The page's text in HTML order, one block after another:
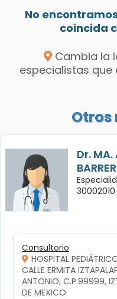
No
coincida
Cambia la
especialistas
Otros
Dr. MA.
30002010
Consultorio
HOSPITAL
CALLE ERMITA
ANTONIO, C.P.99999,
DE MEXICO